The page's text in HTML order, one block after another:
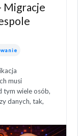
Migracje
musi
tym wiele osób,
danych, tak,